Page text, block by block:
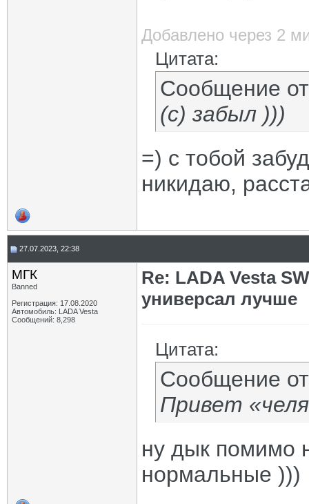
Добавлено через 2
Цитата:
Сообщение
(с) забыл )))
=) с тобой
никидаю,
27.07.2023, 22:38
МГК
Banned
Регистрация: 17.08.2020
Автомобиль: LADA Vesta
Сообщений: 8,298
Re: LADA Vesta
универсал лучше
Цитата:
Сообщение
Привет
ну дык помимо
нормальные )))